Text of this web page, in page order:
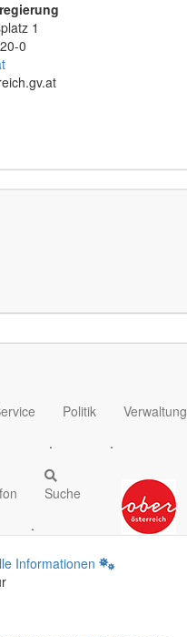
1
0
Politik
.
Verwaltung
.
Suche
.
Informationen